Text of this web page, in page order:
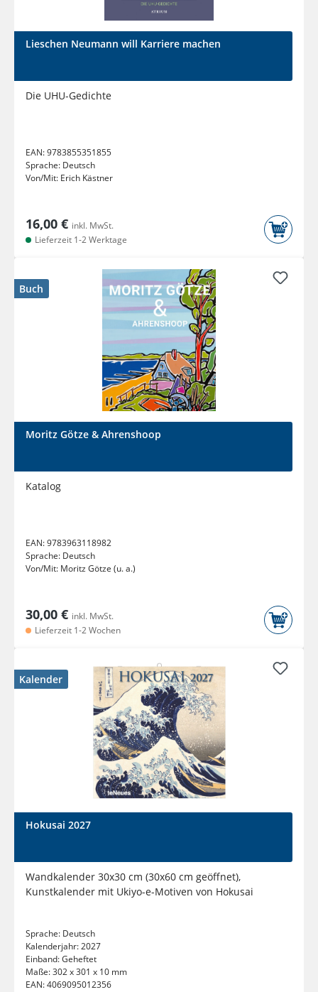
Lieschen Neumann will Karriere machen
Die UHU-Gedichte
EAN:9783855351855
Sprache: Deutsch
Von/Mit: Erich Kästner
16,00 € inkl. MwSt.
Lieferzeit 1-2 Werktage
Buch
Moritz Götze & Ahrenshoop
Katalog
EAN:9783963118982
Sprache: Deutsch
Von/Mit: Moritz Götze (u. a.)
30,00 € inkl. MwSt.
Lieferzeit 1-2 Wochen
Kalender
Hokusai 2027
Wandkalender 30x30 cm (30x60 cm geöffnet),
Kunstkalender mit Ukiyo-e-Motiven von Hokusai
Sprache: Deutsch
Kalenderjahr:2027
Einband:Geheftet
Maße:302 x 301 x 10 mm
EAN:4069095012356